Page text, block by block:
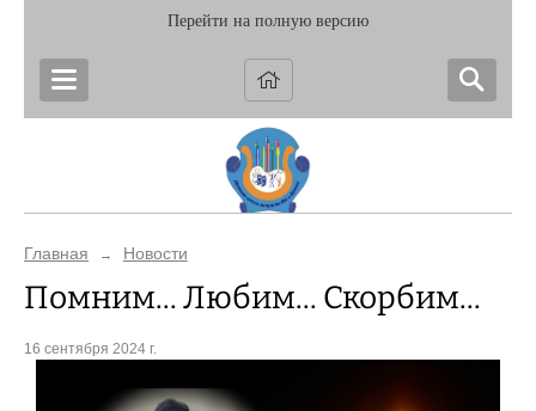
Перейти на полную версию
Главная → Новости
Помним... Любим... Скорбим...
16 сентября 2024 г.